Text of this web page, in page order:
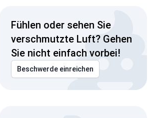
Fühlen oder sehen Sie
verschmutzte Luft? Gehen
Sie nicht einfach vorbei!
Beschwerde einreichen